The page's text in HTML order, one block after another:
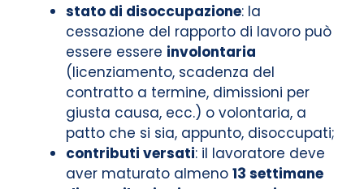
stato di disoccupazione: la
cessazione del rapporto di lavoro può
essere essere involontaria
(licenziamento, scadenza del
contratto a termine, dimissioni per
giusta causa, ecc.) o volontaria, a
patto che si sia, appunto, disoccupati;
contributi versati: il lavoratore deve
aver maturato almeno 13 settimane